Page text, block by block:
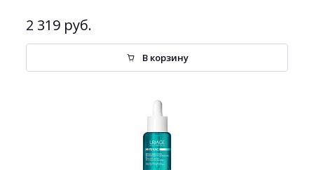
2 319 руб.
В корзину